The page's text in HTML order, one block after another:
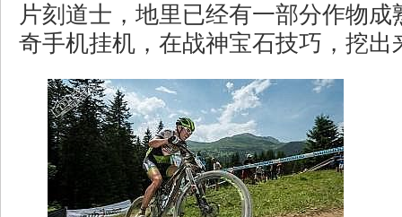
片刻道士，地里已经有一部分作物成
奇手机挂机，在战神宝石技巧，挖出